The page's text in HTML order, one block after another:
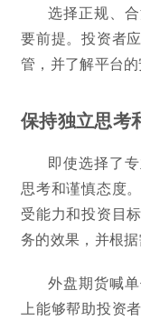
选择正规、
要前提。投资者
管，并了解平台的
保持独立思考
即使选择了
思考和谨慎态度
受能力和投资目
务的效果，并根据
外盘期货喊
上能够帮助投资